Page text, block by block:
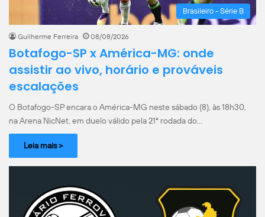
Brasileiro - Série B
Guilherme Ferreira 08/08/2026
Botafogo-SP x América-MG: onde
assistir ao vivo, horário e prováveis
escalações
O Botafogo-SP encara o América-MG neste sábado (8), às 18h30,
na Arena NicNet, em duelo válido pela 21ª rodada do…
Leia mais >